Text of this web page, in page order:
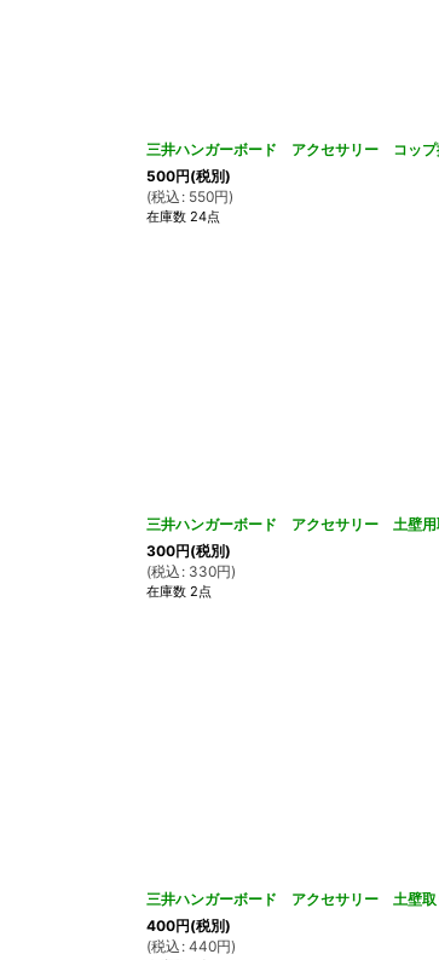
三井ハンガーボード アクセサリー コッ
500円(税別)
(税込 : 550円)
在庫数 24点
三井ハンガーボード アクセサリー 土壁
300円(税別)
(税込 : 330円)
在庫数 2点
三井ハンガーボード アクセサリー 土壁
400円(税別)
(税込 : 440円)